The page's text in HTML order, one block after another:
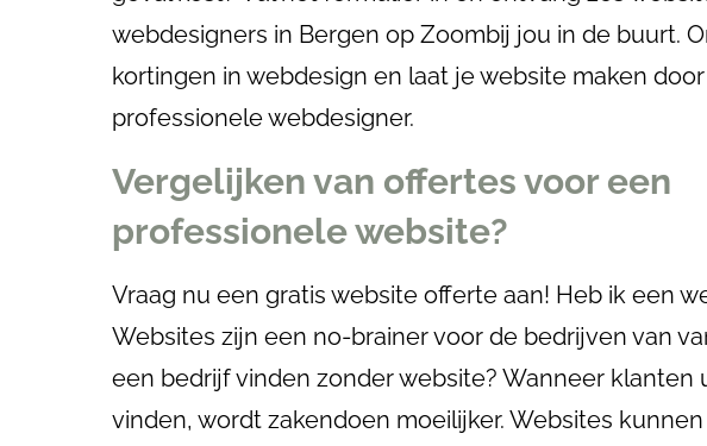
webdesigners in Bergen op Zoombij jou in de buurt.
kortingen in webdesign en laat je website maken
professionele webdesigner.
Vergelijken van offertes voor een
professionele website?
Vraag nu een gratis website offerte aan! Heb ik een
Websites zijn een no-brainer voor de bedrijven van
een bedrijf vinden zonder website? Wanneer klanten
vinden, wordt zakendoen moeilijker. Websites